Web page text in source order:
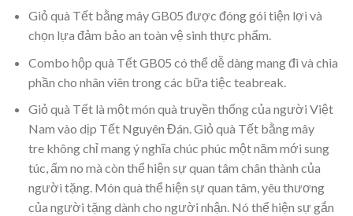
Giỏ quà Tết bằng mây GB05 được đóng gói tiện lợi và
chọn lựa đảm bảo an toàn vệ sinh thực phẩm.
Combo hộp quà Tết GB05 có thể dễ dàng mang đi và chia
phần cho nhân viên trong các bữa tiệc teabreak.
Giỏ quà Tết là một món quà truyền thống của người Việt
Nam vào dịp Tết Nguyên Đán. Giỏ quà Tết bằng mây
trekhông chỉ mang ý nghĩa chúc phúc một năm mới sung
túc, ấm no mà còn thể hiện sự quan tâm chân thành của
người tặng. Món quà thể hiện sự quan tâm, yêu thương
của người tặng dành cho người nhận. Nó thể hiện sự gắn